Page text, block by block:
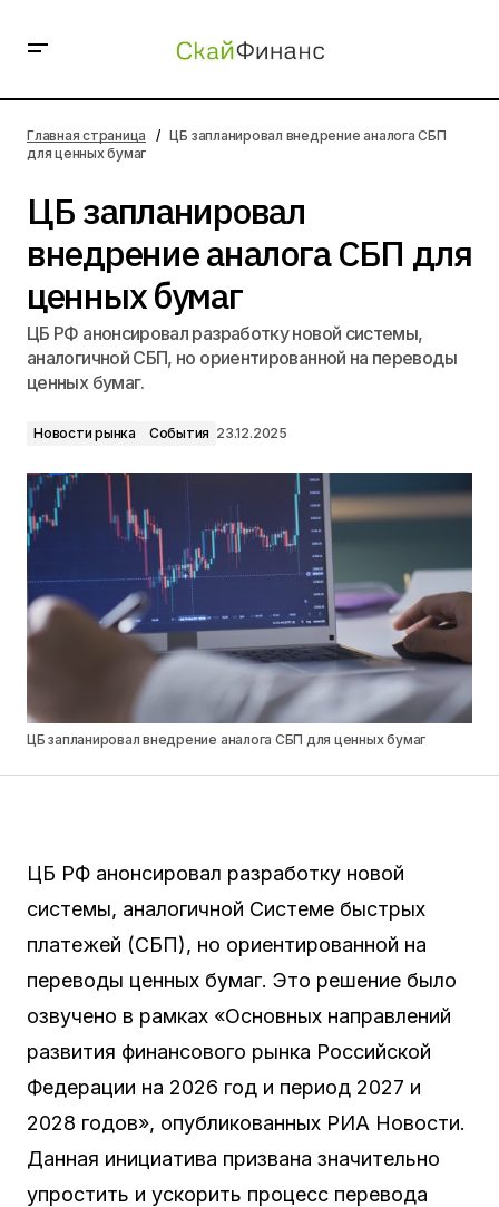
бумаг
Главная страница
ЦБ запланировал внедрение аналога СБП
для ценных бумаг
ЦБ запланировал
внедрение аналога СБП для
ценных бумаг
ЦБ РФ анонсировал разработку новой системы,
аналогичной СБП, но ориентированной на переводы
ценных бумаг.
Новости рынка События 23.12.2025
ЦБ запланировал внедрение аналога СБП для ценных бумаг
ЦБ РФ анонсировал разработку новой
системы, аналогичной Системе быстрых
платежей (СБП), но ориентированной на
переводы ценных бумаг. Это решение было
озвучено в рамках «Основных направлений
развития финансового рынка Российской
Федерации на 2026 год и период 2027 и
2028 годов», опубликованных РИА Новости.
Данная инициатива призвана значительно
упростить и ускорить процесс перевода